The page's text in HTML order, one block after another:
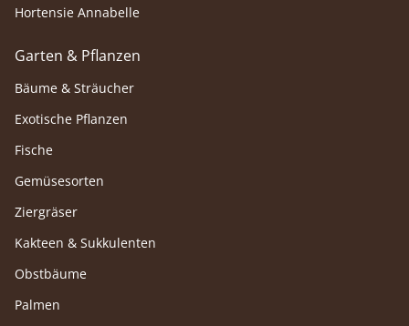
Hortensie Annabelle
Garten & Pflanzen
Bäume & Sträucher
Exotische Pflanzen
Fische
Gemüsesorten
Ziergräser
Kakteen & Sukkulenten
Obstbäume
Palmen